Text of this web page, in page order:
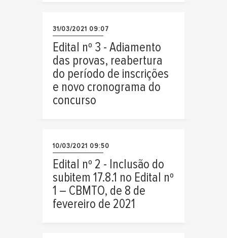
31/03/2021 09:07
Edital nº 3 - Adiamento
das provas, reabertura
do período de inscrições
e novo cronograma do
concurso
10/03/2021 09:50
Edital nº 2 - Inclusão do
subitem 17.8.1 no Edital nº
1 – CBMTO, de 8 de
fevereiro de 2021